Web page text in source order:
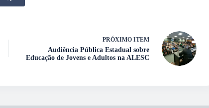
PRÓXIMO ITEM
Audiência Pública Estadual sobre
Educação de Jovens e Adultos na ALESC